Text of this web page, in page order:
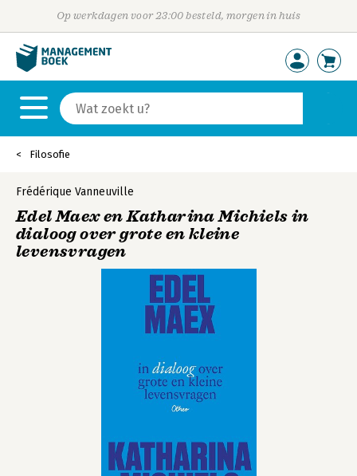
Op werkdagen voor 23:00 besteld, morgen in huis
Filosofie
Frédérique Vanneuville
Edel Maex en Katharina Michiels in
dialoog over grote en kleine
levensvragen